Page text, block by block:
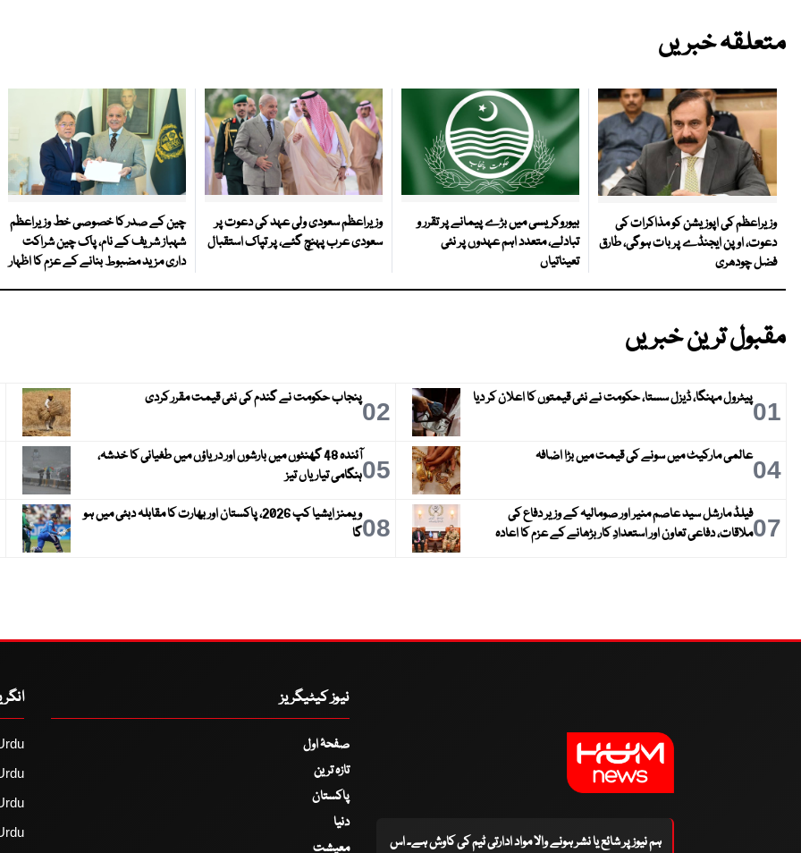
متعلقہ خبریں
وزیراعظم کی اپوزیشن کو مذاکرات کی
دعوت، اوپن ایجنڈے پر بات ہوگی، طارق
فضل چودھری
بیوروکریسی میں بڑے پیمانے پر تقرر و
تبادلے، متعدد اہم عہدوں پر نئی
تعیناتیاں
وزیراعظم سعودی ولی عہد کی دعوت پر
سعودی عرب پہنچ گئے، پر تپاک استقبال
چین کے صدر کا خصوصی خط وزیراعظم
شہباز شریف کے نام، پاک چین شراکت
داری مزید مضبوط بنانے کے عزم کا اظہار
مقبول ترین خبریں
01پیٹرول مہنگا، ڈیزل سستا، حکومت نے نئی قیمتوں کا اعلان کر دیا 02پنجاب حکومت نے گندم کی نئی قیمت مقرر کردی
04عالمی مارکیٹ میں سونے کی قیمت میں بڑا اضافہ 05
آئندہ 48 گھنٹوں میں بارشوں اور دریاؤں میں طغیانی کا خدشہ،
ہنگامی تیاریاں تیز
07فیلڈ مارشل سید عاصم منیر اور صومالیہ کے وزیر دفاع کی
ملاقات، دفاعی تعاون اور استعدادِ کار بڑھانے کے عزم کا اعادہ
08
ویمنز ایشیا کپ 2026، پاکستان اور بھارت کا مقابلہ دبئی میں ہو
گا
ہم نیوز پر شائع یا نشر ہونے والا مواد ادارتی ٹیم کی کاوش ہے۔ اس
نیوز کیٹیگریز
صفحۂ اول
تازہ ترین
پاکستان
دنیا
معیشت